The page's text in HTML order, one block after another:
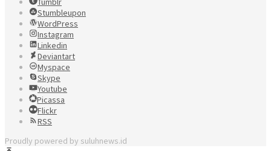
Stumbleupon
WordPress
Instagram
Linkedin
Deviantart
Myspace
Skype
Youtube
Picassa
Flickr
RSS
Proudly powered by suluhnews.id